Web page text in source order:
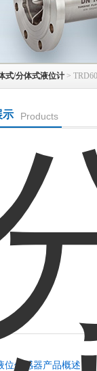
式/分体式液位计 >
示 Products
位传感器产品概述：